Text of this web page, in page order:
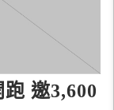
邀3,600